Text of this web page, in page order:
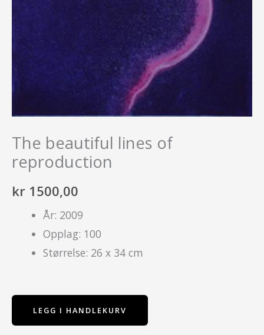
The beautiful lines of
reproduction
kr 1500,00
År: 2009
Opplag: 100
Størrelse: 26 x 34 cm
LEGG I HANDLEKURV